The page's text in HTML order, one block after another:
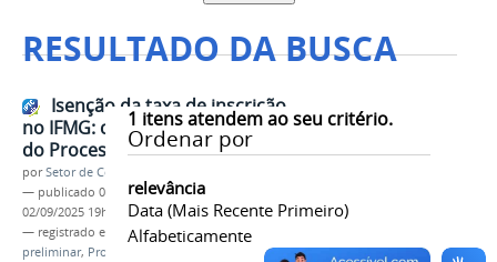
RESULTADO DA BUSCA
1 itens atendem ao seu critério.
Ordenar por
relevância
Data (mais Recente Primeiro)
Alfabeticamente
Isenção da taxa de inscrição
no IFMG: confira a lista preliminar
do Processo Seletivo 2026
porSetor de Comunicação
— publicado 02/09/2025—última modificação
02/09/2025 19h03
— registrado em:
Isenção,taxa de inscrição
preliminar, Processo Seletivo 2026
vestibular